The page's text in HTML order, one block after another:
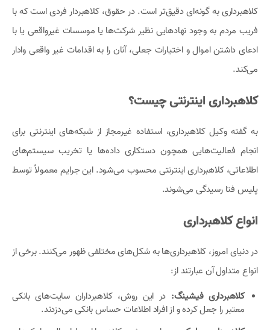
کلاهبرداری به گونه‌ای دقیق‌تر است. در حقوق، کلاهبردار فردی است که با
فریب مردم به وجود نهادهایی نظیر شرکت‌ها یا موسسات غیرواقعی یا با
ادعای داشتن اموال و اختیارات جعلی، آنان را به اقدامات غیر واقعی وادار
می‌کند.
کلاهبرداری اینترنتی چیست؟
به گفته وکیل کلاهبرداری، استفاده غیرمجاز از شبکه‌های اینترنتی برای
انجام فعالیت‌هایی همچون دستکاری داده‌ها یا تخریب سیستم‌های
اطلاعاتی، کلاهبرداری اینترنتی محسوب می‌شود. این جرایم معمولاً توسط
پلیس فتا رسیدگی می‌شوند.
انواع کلاهبرداری
در دنیای امروز، کلاهبرداری‌ها به شکل‌های مختلفی ظهور می‌کنند. برخی از
انواع متداول آن عبارتند از:
کلاهبرداری فیشینگ: در این روش، کلاهبرداران سایت‌های بانکی
معتبر را جعل کرده و از افراد اطلاعات حساس بانکی می‌دزدند.